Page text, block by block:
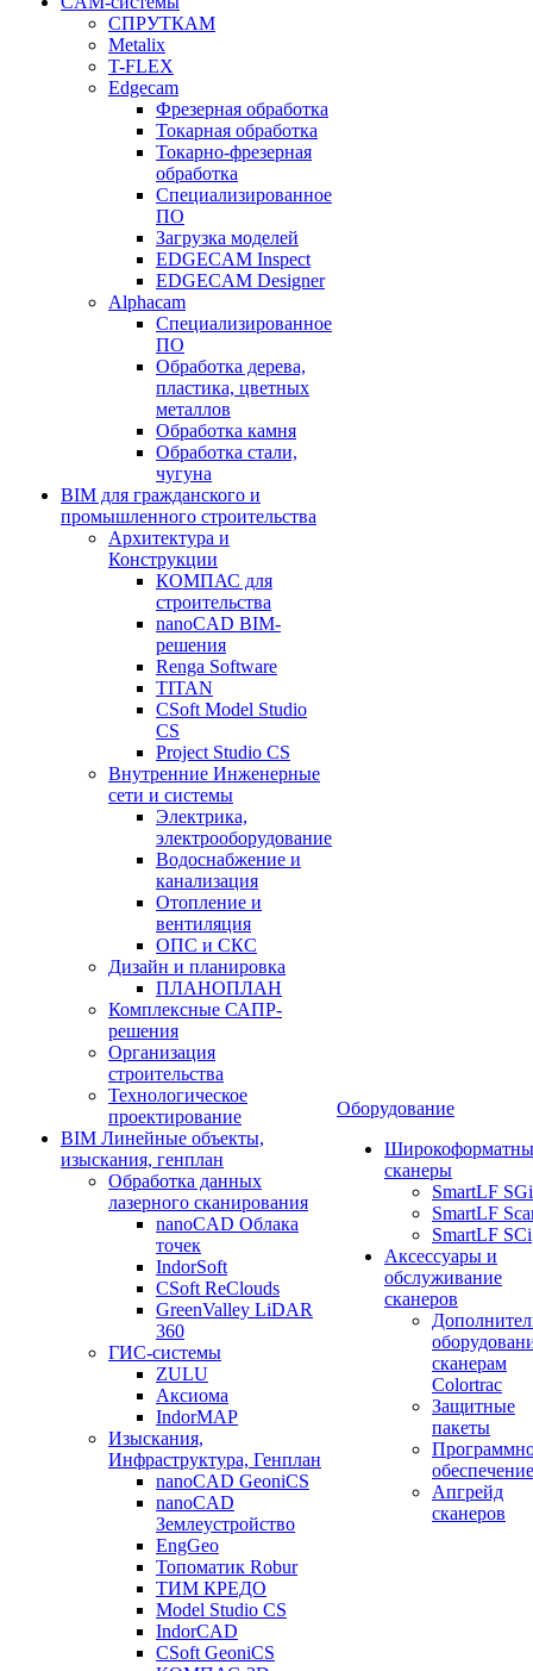
СПРУТКAM
Metalix
T-FLEX
Edgecam
Фрезерная обработка
Токарная обработка
Токарно-фрезерная
обработка
Специализированное
ПО
Загрузка моделей
EDGECAM Inspect
EDGECAM Designer
Alphacam
Специализированное
ПО
Обработка дерева,
пластика, цветных
металлов
Обработка камня
Обработка стали,
чугуна
BIM для гражданского и
промышленного строительства
Архитектура и
Конструкции
КОМПАС для
строительства
nanoCAD BIM-
решения
Renga Software
TITAN
CSoft Model Studio
CS
Project Studio CS
Внутренние Инженерные
сети и системы
Электрика,
электрооборудование
Водоснабжение и
канализация
Отопление и
вентиляция
ОПС и СКС
Дизайн и планировка
ПЛАНОПЛАН
Комплексные САПР-
решения
Организация
строительства
Технологическое
проектирование
BIM Линейные объекты,
изыскания, генплан
Обработка данных
лазерного сканирования
nanoCAD Облака
точек
IndorSoft
CSoft ReClouds
GreenValley LiDAR
360
ГИС-системы
ZULU
Аксиома
IndorMAP
Изыскания,
Инфраструктура, Генплан
nanoCAD GeoniCS
nanoCAD
Землеустройство
EngGeo
Топоматик Robur
ТИМ КРЕДО
Model Studio CS
IndorCAD
CSoft GeoniCS
Оборудование
сканеры
SmartLF SGi
SmartLF
SmartLF SCi
Аксессуары и
обслуживание
сканеров
сканерам
Colortrac
Защитные
пакеты
обеспечение
Апгрейд
сканеров